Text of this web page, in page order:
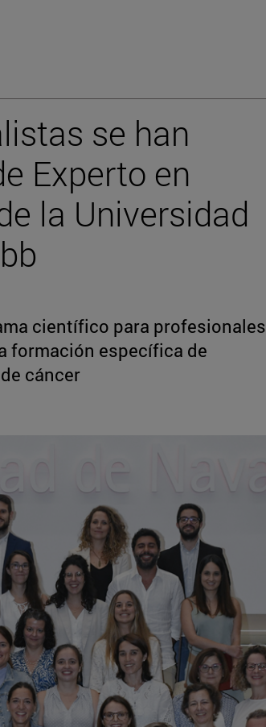
se han
Experto en
la Universidad
científico para profesionales
formación específica de
cáncer